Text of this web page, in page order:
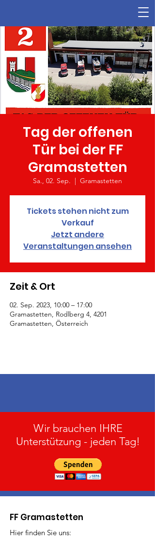
Tag der offenen
Tür bei der FF
Gramastetten
Sa., 02. Sep.
  |
Gramastetten
Tickets stehen nicht zum
Verkauf
Jetzt andere
Veranstaltungen ansehen
Zeit & Ort
02. Sep. 2023, 10:00 – 17:00
Gramastetten, Rodlberg 4, 4201
Gramastetten, Österreich
Wir brauchen IHRE
Unterstützung - jeden Tag!
FF Gramastetten
Hier finden Sie uns: